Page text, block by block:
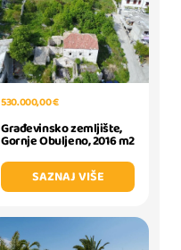
530.000,00 €
Građevinsko zemljište,
Gornje Obuljeno, 2016 m2
SAZNAJ VIŠE